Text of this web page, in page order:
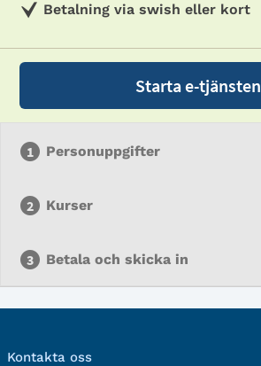
Betalning via swish eller kort
Starta e-tjänsten
Personuppgifter
Kurser
Betala och skicka in
Kontakta oss